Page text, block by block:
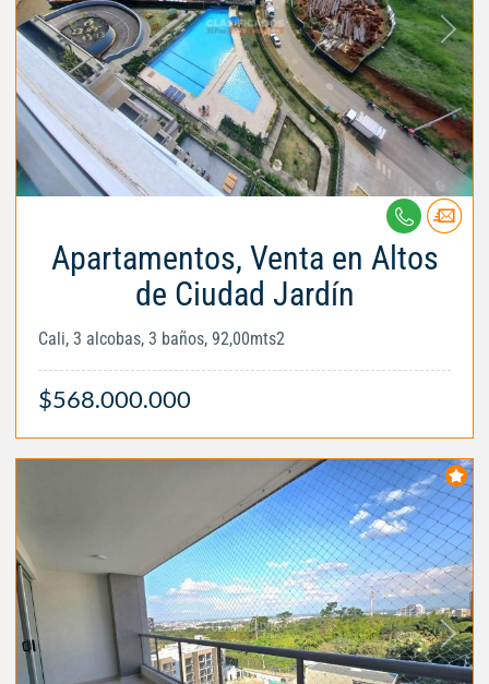
Apartamentos, Venta en Altos
de Ciudad Jardín
Cali, 3 alcobas, 3 baños, 92,00mts2
$568.000.000